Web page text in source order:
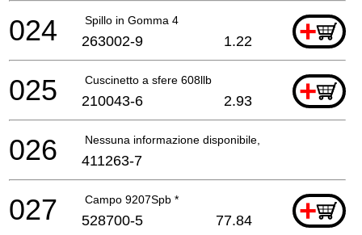
Spillo in Gomma 4 +
024 263002-9 1.22
Cuscinetto a sfere 608llb +
025 210043-6 2.93
Nessuna informazione disponibile, non ordinabile
026 411263-7
Campo 9207Spb * +
027 528700-5 77.84